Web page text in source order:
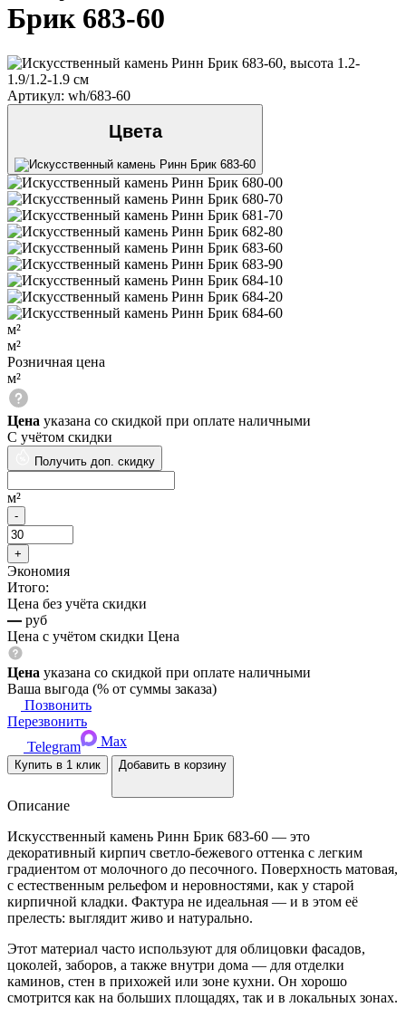
Брик 683-60
Артикул: wh/683-60
Цвета
м²
м²
Розничная цена
м²
Цена указана со скидкой при оплате наличными
С учётом скидки
Получить доп. скидку
м²
Экономия
Итого:
Цена без учёта скидки
— руб
Цена с учётом скидки Цена
Цена указана со скидкой при оплате наличными
Ваша выгода (% от суммы заказа)
Позвонить
Перезвонить
Telegram
Max
Купить в 1 клик Добавить в корзину
Описание
Искусственный камень Ринн Брик 683-60 — это
декоративный кирпич светло-бежевого оттенка с легким
градиентом от молочного до песочного. Поверхность матовая,
с естественным рельефом и неровностями, как у старой
кирпичной кладки. Фактура не идеальная — и в этом её
прелесть: выглядит живо и натурально.
Этот материал часто используют для облицовки фасадов,
цоколей, заборов, а также внутри дома — для отделки
каминов, стен в прихожей или зоне кухни. Он хорошо
смотрится как на больших площадях, так и в локальных зонах.